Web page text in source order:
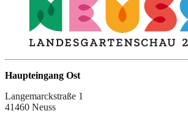
Haupteingang Ost
Langemarckstraße 1
41460 Neuss